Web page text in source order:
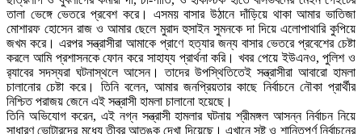
তালা ভেঙ্গে ভেতরে প্রবেশ করে। এসময় বাসার উঠানে দাঁড়িয়ে থাকা আমার ভাতিজা
মোশারফ হোসেন রাজ ও আমার ছেলে মুরাদ হুসাইন সুমনকে দা দিয়ে এলোপাথারি কুপিয়ে
জখম করে। এরপর সন্ত্রাসীরা আমাকে প্রাণে হত্যার জন্য বাসার ভেতরে প্রবেশের চেষ্টা
করলে আমি প্রশাসনকে ফোন করে সাহায্য প্রার্থনা করি। খবর পেয়ে ইউএনও, পুলিশ ও
র‌্যাবের সদস্যরা ঘটনাস্থলে আসেন। তাদের উপস্থিতিতেই সন্ত্রাসীরা আবারো হামলা
চালানোর চেষ্টা করে। তিনি বলেন, আমার জনপ্রিয়তার কাছে নির্বাচনে নৌকা প্রার্থীর
নিশ্চিত পরাজয় জেনে এই সন্ত্রাসী হামলা চালানো হয়েছে।
তিনি অভিযোগ করেন, এই নগ্ন সন্ত্রাসী হামলার ঘটনায় শ্রীমঙ্গল আসন্ন নির্বাচন নিয়ে
সাধারণ ভোটারদের মধ্যে তীব্র আতঙ্ক দেখা দিয়েছে। এখানে সুষ্টু ও শান্তিপূর্ণ নির্বাচনের